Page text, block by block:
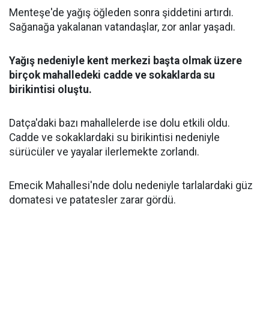
Menteşe'de yağış öğleden sonra şiddetini artırdı.
Sağanağa yakalanan vatandaşlar, zor anlar yaşadı.
Yağış nedeniyle kent merkezi başta olmak üzere
birçok mahalledeki cadde ve sokaklarda su
birikintisi oluştu.
Datça'daki bazı mahallelerde ise dolu etkili oldu.
Cadde ve sokaklardaki su birikintisi nedeniyle
sürücüler ve yayalar ilerlemekte zorlandı.
Emecik Mahallesi'nde dolu nedeniyle tarlalardaki güz
domatesi ve patatesler zarar gördü.